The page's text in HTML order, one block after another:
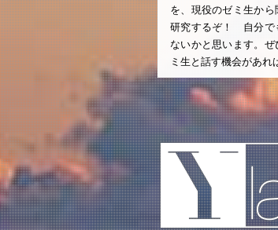
を、現役のゼミ生か
研究するぞ！ 自分で
ないかと思います。
ミ生と話す機会があ